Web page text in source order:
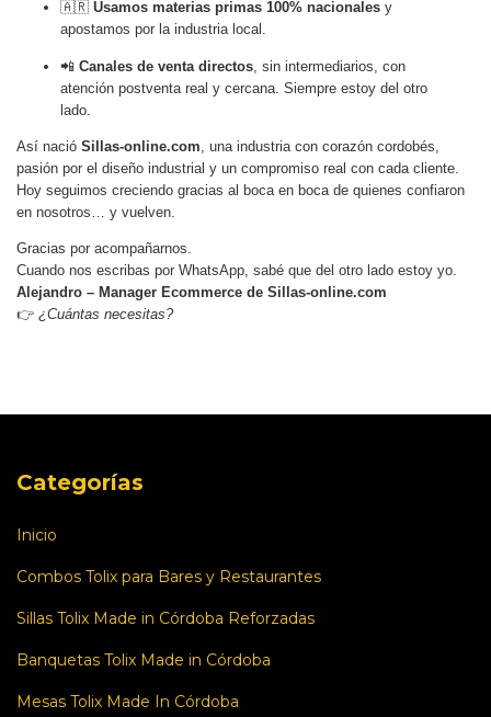
🇦🇷 Usamos materias primas 100% nacionales y
apostamos por la industria local.
📲 Canales de venta directos, sin intermediarios, con
atención postventa real y cercana. Siempre estoy del otro
lado.
Así nació Sillas-online.com, una industria con corazón cordobés,
pasión por el diseño industrial y un compromiso real con cada cliente.
Hoy seguimos creciendo gracias al boca en boca de quienes confiaron
en nosotros… y vuelven.
Gracias por acompañarnos.
Cuando nos escribas por WhatsApp, sabé que del otro lado estoy yo.
Alejandro – Manager Ecommerce de Sillas-online.com
👉 ¿Cuántas necesitas?
Categorías
Inicio
Combos Tolix para Bares y Restaurantes
Sillas Tolix Made in Córdoba Reforzadas
Banquetas Tolix Made in Córdoba
Mesas Tolix Made In Córdoba